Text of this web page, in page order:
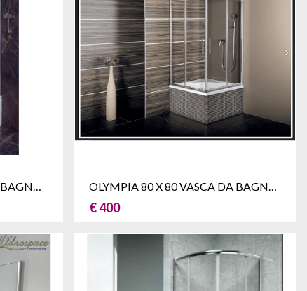
GLORIA 130 X 80 VASCA DA BAGNO BOX DOCCIA OLYMPIA 80 X 80 VASCA DA BAGNO BOX DOCCIA
€ 400